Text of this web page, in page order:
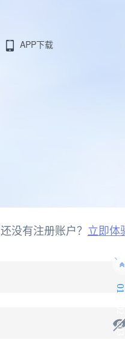
APP下载
还没有注册账户？ 立即体
0
1
0